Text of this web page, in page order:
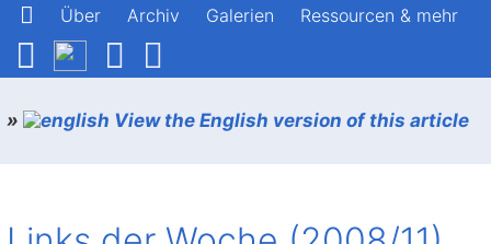
Über Archiv Galerien Ressourcen & mehr
» View the English version of this article